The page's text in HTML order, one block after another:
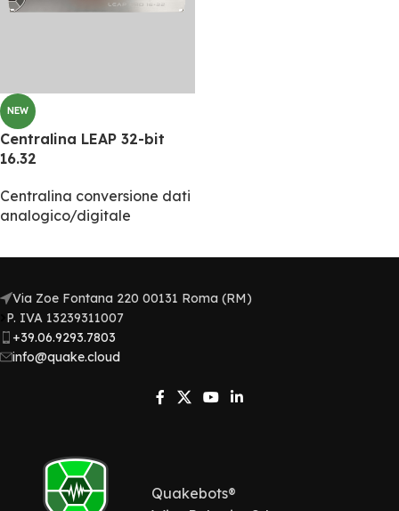
NEW
Centralina LEAP 32-bit
16.32
Centralina conversione dati
analogico/digitale
Via Zoe Fontana 220 00131 Roma (RM)
P. IVA 13239311007​
+39.06.9293.7803
info@quake.cloud
Quakebots®